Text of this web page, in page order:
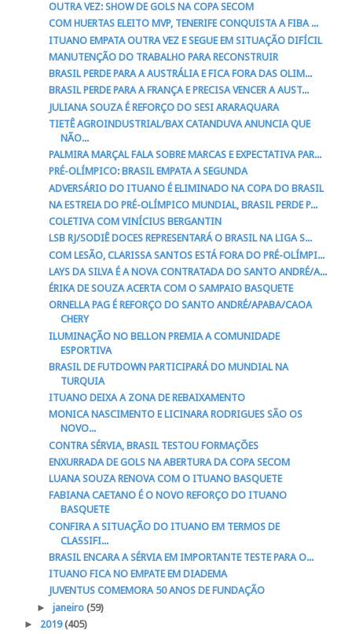
OUTRA VEZ: SHOW DE GOLS NA COPA SECOM
COM HUERTAS ELEITO MVP, TENERIFE CONQUISTA A FIBA ...
ITUANO EMPATA OUTRA VEZ E SEGUE EM SITUAÇÃO DIFÍCIL
MANUTENÇÃO DO TRABALHO PARA RECONSTRUIR
BRASIL PERDE PARA A AUSTRÁLIA E FICA FORA DAS OLIM...
BRASIL PERDE PARA A FRANÇA E PRECISA VENCER A AUST...
JULIANA SOUZA É REFORÇO DO SESI ARARAQUARA
TIETÊ AGROINDUSTRIAL/BAX CATANDUVA ANUNCIA QUE
NÃO...
PALMIRA MARÇAL FALA SOBRE MARCAS E EXPECTATIVA PAR...
PRÉ-OLÍMPICO: BRASIL EMPATA A SEGUNDA
ADVERSÁRIO DO ITUANO É ELIMINADO NA COPA DO BRASIL
NA ESTREIA DO PRÉ-OLÍMPICO MUNDIAL, BRASIL PERDE P...
COLETIVA COM VINÍCIUS BERGANTIN
LSB RJ/SODIÊ DOCES REPRESENTARÁ O BRASIL NA LIGA S...
COM LESÃO, CLARISSA SANTOS ESTÁ FORA DO PRÉ-OLÍMPI...
LAYS DA SILVA É A NOVA CONTRATADA DO SANTO ANDRÉ/A...
ÉRIKA DE SOUZA ACERTA COM O SAMPAIO BASQUETE
ORNELLA PAG É REFORÇO DO SANTO ANDRÉ/APABA/CAOA
CHERY
ILUMINAÇÃO NO BELLON PREMIA A COMUNIDADE
ESPORTIVA
BRASIL DE FUTDOWN PARTICIPARÁ DO MUNDIAL NA
TURQUIA
ITUANO DEIXA A ZONA DE REBAIXAMENTO
MONICA NASCIMENTO E LICINARA RODRIGUES SÃO OS
NOVO...
CONTRA SÉRVIA, BRASIL TESTOU FORMAÇÕES
ENXURRADA DE GOLS NA ABERTURA DA COPA SECOM
LUANA SOUZA RENOVA COM O ITUANO BASQUETE
FABIANA CAETANO É O NOVO REFORÇO DO ITUANO
BASQUETE
CONFIRA A SITUAÇÃO DO ITUANO EM TERMOS DE
CLASSIFI...
BRASIL ENCARA A SÉRVIA EM IMPORTANTE TESTE PARA O...
ITUANO FICA NO EMPATE EM DIADEMA
JUVENTUS COMEMORA 50 ANOS DE FUNDAÇÃO
► janeiro (59)
► 2019(405)